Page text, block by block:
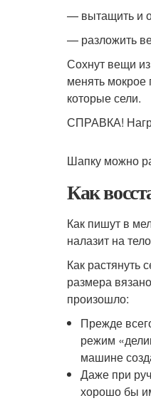
— вытащить и
— разложить
Сохнут вещи
менять мокрое
которые сели.
СПРАВКА!
Шапку можно
Как
Как пишут в
налазит на
Как растянуть
размера
произошло:
Прежде
режим
машине
Даже при
хорошо бы